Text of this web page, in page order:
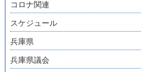
コロナ関連
スケジュール
兵庫県
兵庫県議会